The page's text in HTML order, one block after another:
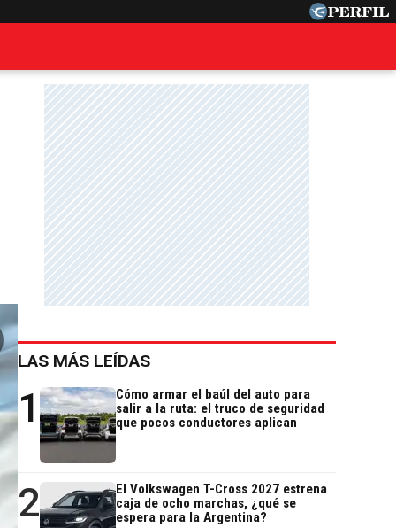
LAS MÁS LEÍDAS
1
Cómo armar el baúl del auto para
salir a la ruta: el truco de seguridad
que pocos conductores aplican
2
El Volkswagen T-Cross 2027 estrena
caja de ocho marchas, ¿qué se
espera para la Argentina?